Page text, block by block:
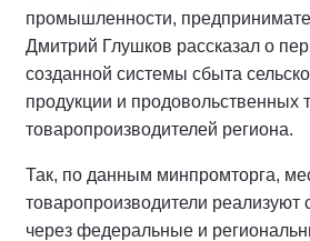
промышленности,
Дмитрий Глушков рассказал о
созданной системы сбыта
продукции и продовольственных
товаропроизводителей региона.
Так, по данным минпромторга,
товаропроизводители
через федеральные и